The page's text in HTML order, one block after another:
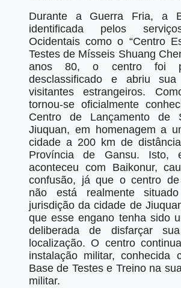
Durante a Guerra Fria, a
identificada pelos
Ocidentais como o “Centro
Testes de Mísseis Shuang
anos 80, o centro foi
desclassificado e abriu
visitantes estrangeiros.
tornou-se oficialmente
Centro de Lançamento de
Jiuquan, em homenagem a
cidade a 200 km de
Província de Gansu. Isto,
aconteceu com Baikonur,
confusão, já que o centro de
não está realmente
jurisdição da cidade de
que esse engano tenha sido
deliberada de disfarçar
localização. O centro
instalação militar, conhecida
Base de Testes e Treino na
militar.